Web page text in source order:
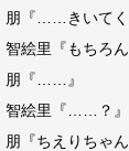
朋『……きいてく
智絵里『もちろ
朋『……』
智絵里『……？』
朋『ちえりちゃ